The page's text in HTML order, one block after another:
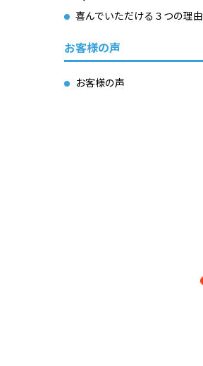
喜んでいただける３つの理由
お客様の声
お客様の声